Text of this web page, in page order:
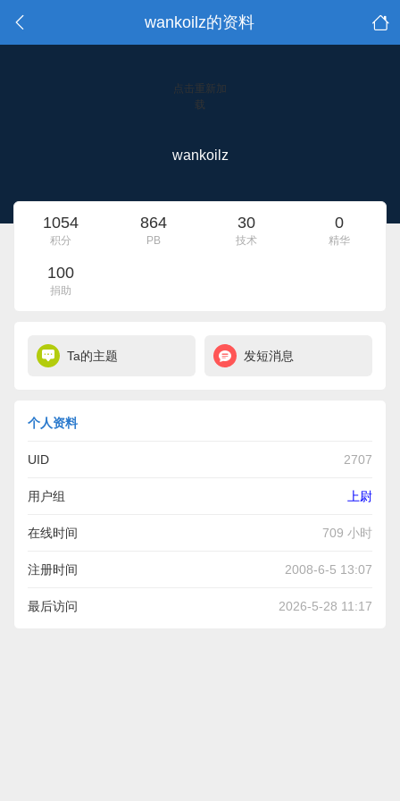
wankoilz的资料
点击重新加
载
wankoilz
1054
积分
864
PB
30
技术
0
精华
100
捐助
Ta的主题 发短消息
个人资料
UID 2707
用户组 上尉
在线时间 709 小时
注册时间 2008-6-5 13:07
最后访问 2026-5-28 11:17